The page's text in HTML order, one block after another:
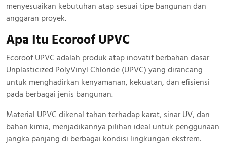
menyesuaikan kebutuhan atap sesuai tipe bangunan dan
anggaran proyek.
Apa Itu Ecoroof UPVC
Ecoroof UPVC adalah produk atap inovatif berbahan dasar
Unplasticized PolyVinyl Chloride (UPVC) yang dirancang
untuk menghadirkan kenyamanan, kekuatan, dan efisiensi
pada berbagai jenis bangunan.
Material UPVC dikenal tahan terhadap karat, sinar UV, dan
bahan kimia, menjadikannya pilihan ideal untuk penggunaan
jangka panjang di berbagai kondisi lingkungan ekstrem.